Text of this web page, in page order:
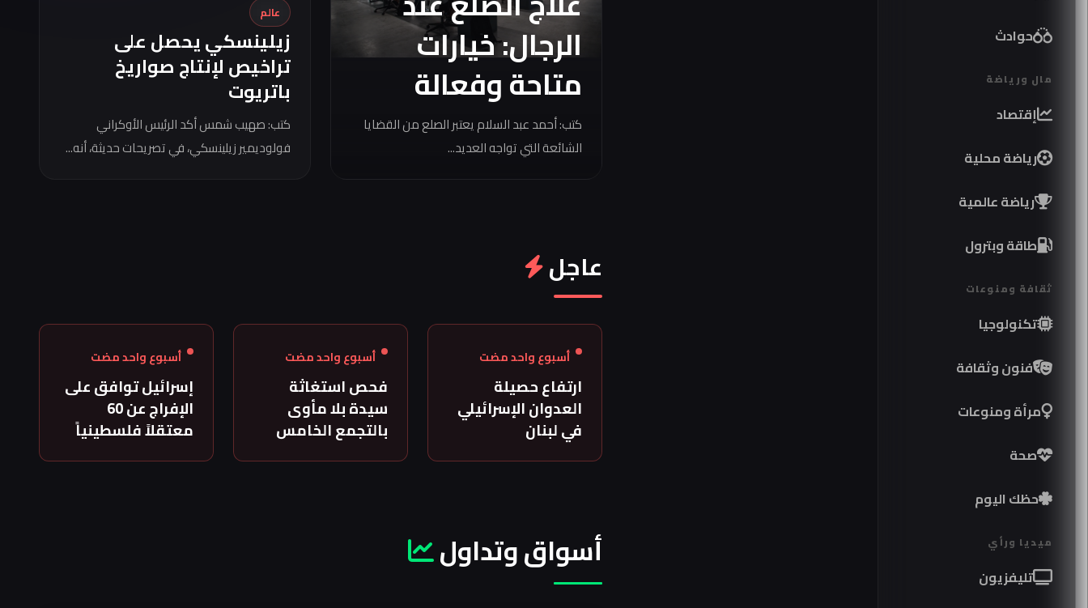
حوادث
مال ورياضة
إقتصاد
رياضة محلية
رياضة عالمية
طاقة وبترول
ثقافة ومنوعات
تكنولوجيا
فنون وثقافة
مرأة ومنوعات
صحة
حظك اليوم
ميديا ورأي
تليفزيون
الرجال: خيارات
متاحة وفعالة
كتب: أحمد عبد السلام يعتبر الصلع من القضايا
الشائعة التي تواجه العديد...
عالم
زيلينسكي يحصل على
تراخيص لإنتاج صواريخ
باتريوت
كتب: صهيب شمس أكد الرئيس الأوكراني
فولوديمير زيلينسكي، في تصريحات حديثة، أنه...
عاجل
أسبوع واحد مضت
ارتفاع حصيلة
العدوان الإسرائيلي
في لبنان
أسبوع واحد مضت
فحص استغاثة
سيدة بلا مأوى
بالتجمع الخامس
أسبوع واحد مضت
إسرائيل توافق على
الإفراج عن 60
معتقلاً فلسطينياً
أسواق وتداول